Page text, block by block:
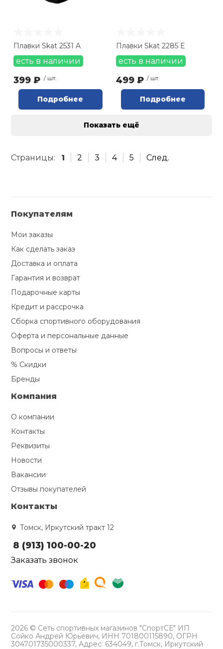
Плавки Skat 2531 A
есть в наличии
399 ₽ / шт.
Подробнее
Плавки Skat 2285 Е
есть в наличии
499 ₽ / шт.
Подробнее
Показать ещё
Страницы: 1 2 3 4 5 След.
Покупателям
Мои заказы
Как сделать заказ
Доставка и оплата
Гарантия и возврат
Подарочные карты
Кредит и рассрочка
Сборка спортивного оборудования
Оферта и персональные данные
Вопросы и ответы
% Скидки
Бренды
Компания
О компании
Контакты
Реквизиты
Новости
Вакансии
Отзывы покупателей
Контакты
Томск, Иркутский тракт 12
8 (913) 100-00-20
Заказать звонок
2026 © Сеть спортивных магазинов "СпортСЕ" ИП
Сойко Андрей Юрьевич, ИНН 701800115890, ОГРН
304701735000337, Адрес: 634049, г.Томск, Иркутский